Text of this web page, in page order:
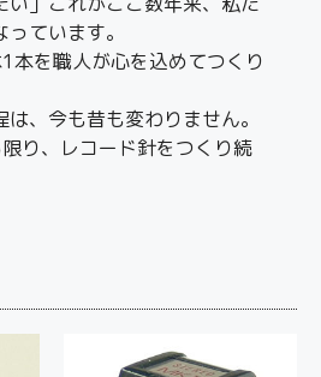
ています。
本を職人が心を込めてつくり
、今も昔も変わりません。
り、レコード針をつくり続